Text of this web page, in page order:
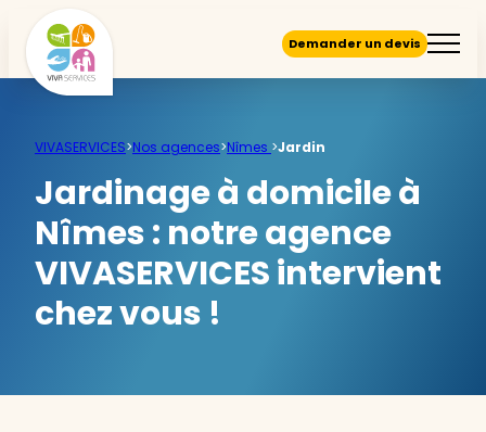
Demander un devis
VIVASERVICES>Nos agences>Nîmes >Jardin
Jardinage à domicile à
Nîmes : notre agence
VIVASERVICES intervient
chez vous !